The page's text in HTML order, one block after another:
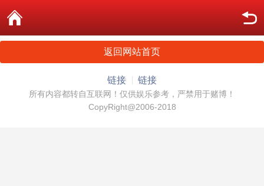
返回网站首页
链接 链接
所有内容都转自互联网！仅供娱乐参考，严禁用于赌博！
CopyRight@2006-2018